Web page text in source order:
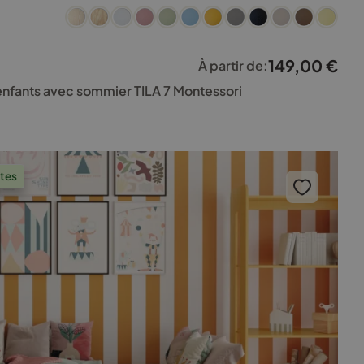
À partir de:149,00 €
avec sommier TILA 7 Montessori